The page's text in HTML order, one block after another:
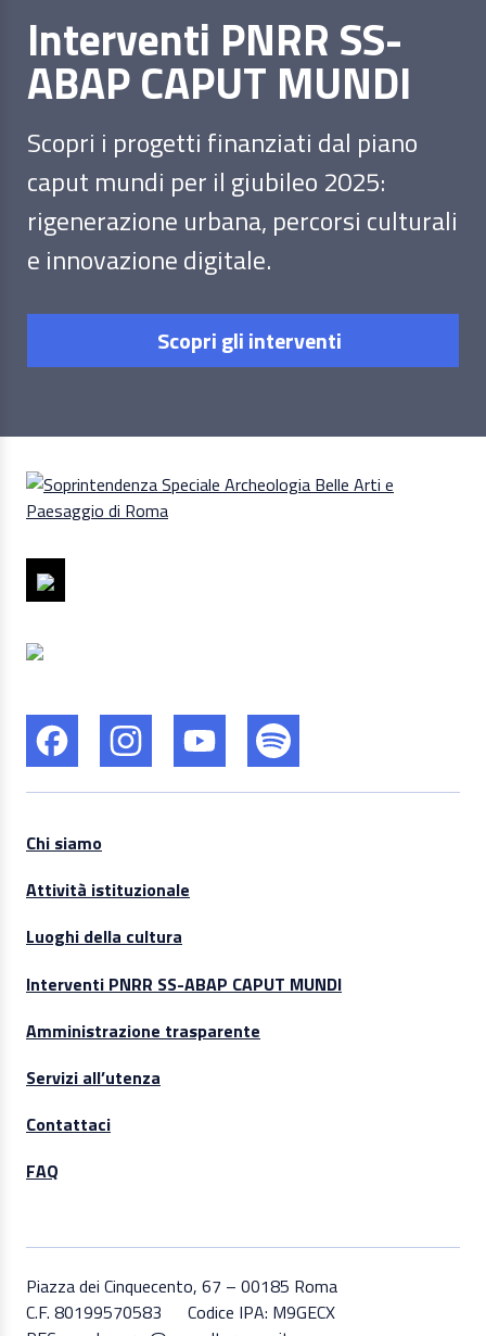
Interventi PNRR SS-
ABAP CAPUT MUNDI
Scopri i progetti finanziati dal piano
caput mundi per il giubileo 2025:
rigenerazione urbana, percorsi culturali
e innovazione digitale.
Scopri gli interventi
Chi siamo
Attività istituzionale
Luoghi della cultura
Interventi PNRR SS-ABAP CAPUT MUNDI
Amministrazione trasparente
Servizi all’utenza
Contattaci
FAQ
Piazza dei Cinquecento, 67 – 00185 Roma
C.F. 80199570583
Codice IPA: M9GECX